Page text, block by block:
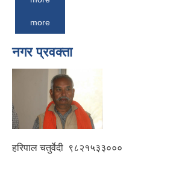
more
नगर प्रवक्ता
हरिपाल चतुर्वेदी ९८२१५३३०००